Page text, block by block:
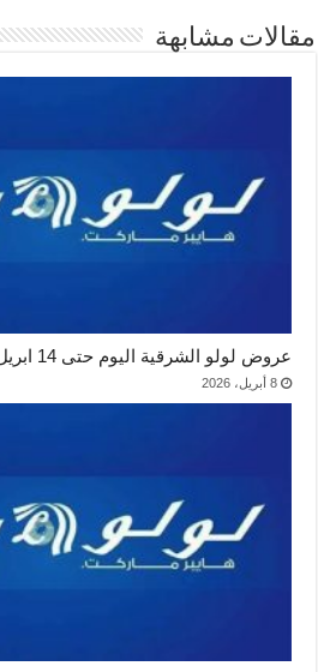
مقالات مشابهة
عروض لولو الشرقية اليوم حتى 14 ابريل 2026
8 أبريل، 2026